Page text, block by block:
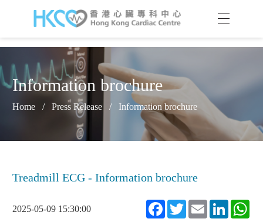
Information brochure
Home / Press Release / Information brochure
Treadmill ECG - Information brochure
2025-05-09 15:30:00 Facebook
TwitterEmail LinkedIn